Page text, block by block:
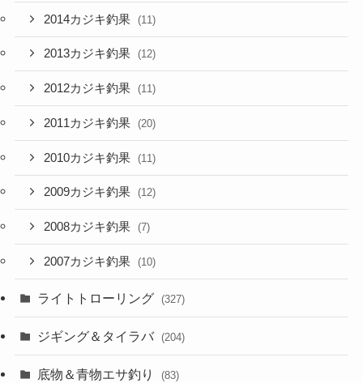
2014カジキ釣果 (11)
2013カジキ釣果 (12)
2012カジキ釣果 (11)
2011カジキ釣果 (20)
2010カジキ釣果 (11)
2009カジキ釣果 (12)
2008カジキ釣果 (7)
2007カジキ釣果 (10)
ライトトローリング (327)
ジギング＆タイラバ (204)
底物＆青物エサ釣り (83)